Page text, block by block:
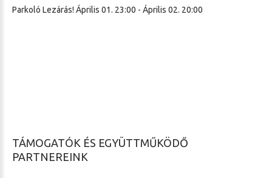
Parkoló Lezárás! Április 01. 23:00 - Április 02. 20:00
TÁMOGATÓK ÉS EGYÜTTMŰKÖDŐ
PARTNEREINK